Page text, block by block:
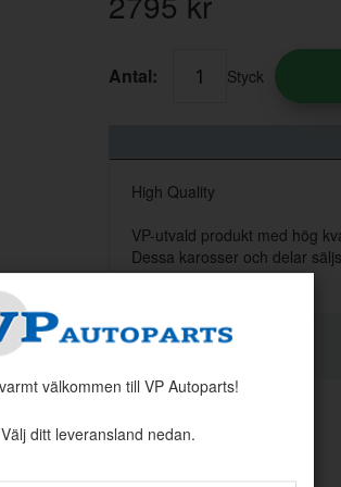
Antal: Styck
High Quality
VP-utvald produkt med hög
Dessa karosser och delar
välkommen till VP Autoparts!
Välj ditt leveransland nedan.